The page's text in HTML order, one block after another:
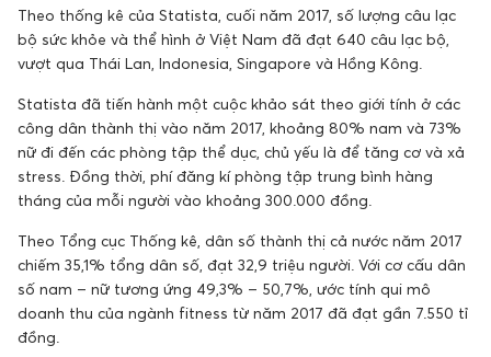
Theo thống kê của Statista, cuối năm 2017, số lượng câu lạc
bộ sức khỏe và thể hình ở Việt Nam đã đạt 640 câu lạc bộ,
vượt qua Thái Lan, Indonesia, Singapore và Hồng Kông.
Statista đã tiến hành một cuộc khảo sát theo giới tính ở các
công dân thành thị vào năm 2017, khoảng 80% nam và 73%
nữ đi đến các phòng tập thể dục, chủ yếu là để tăng cơ và xả
stress. Đồng thời, phí đăng kí phòng tập trung bình hàng
tháng của mỗi người vào khoảng 300.000 đồng.
Theo Tổng cục Thống kê, dân số thành thị cả nước năm 2017
chiếm 35,1% tổng dân số, đạt 32,9 triệu người. Với cơ cấu dân
số nam – nữ tương ứng 49,3% – 50,7%, ước tính qui mô
doanh thu của ngành fitness từ năm 2017 đã đạt gần 7.550 tỉ
đồng.